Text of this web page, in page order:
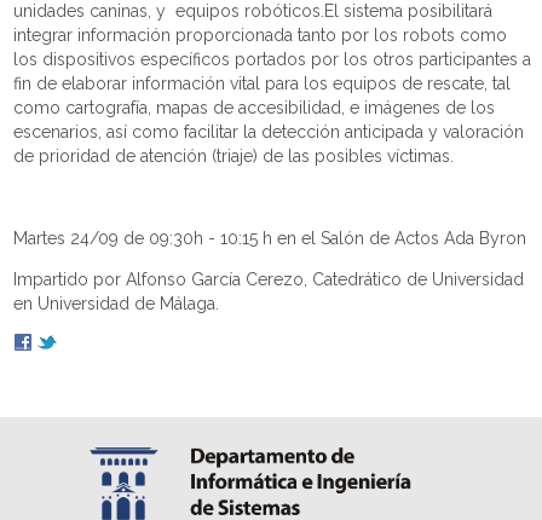
unidades caninas, y equipos robóticos.El sistema posibilitará
integrar información proporcionada tanto por los robots como
los dispositivos específicos portados por los otros participantes a
fin de elaborar información vital para los equipos de rescate, tal
como cartografía, mapas de accesibilidad, e imágenes de los
escenarios, así como facilitar la detección anticipada y valoración
de prioridad de atención (triaje) de las posibles víctimas.
Martes 24/09 de 09:30h - 10:15 h en el Salón de Actos Ada Byron
Impartido por Alfonso García Cerezo, Catedrático de Universidad
en Universidad de Málaga.